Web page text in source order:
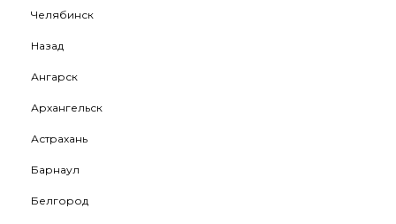
Челябинск
Назад
Ангарск
Архангельск
Астрахань
Барнаул
Белгород